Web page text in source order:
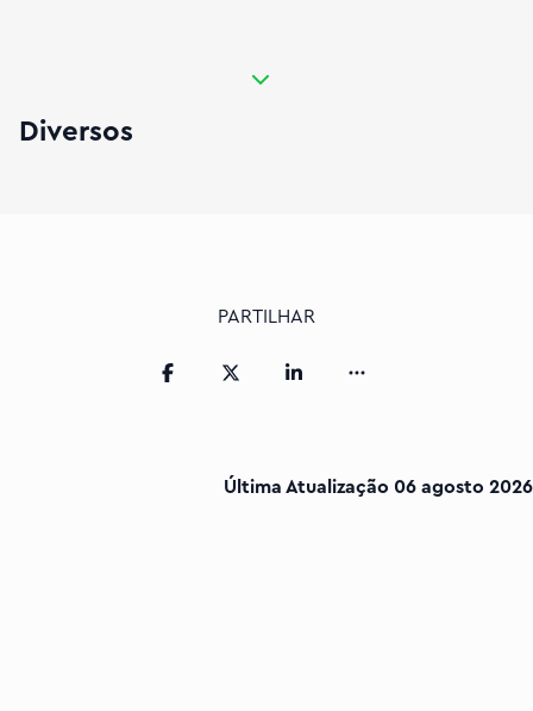
Diversos
PARTILHAR
Última Atualização 06 agosto 2026